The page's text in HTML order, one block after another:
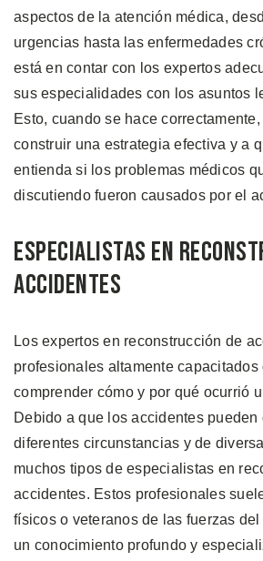
aspectos de la atención médica,
urgencias hasta las enfermedades
está en contar con los expertos
sus especialidades con los asuntos
Esto, cuando se hace
construir una estrategia efectiva y a
entienda si los problemas médicos
discutiendo fueron causados por el
Especialistas en
Accidentes
Los expertos en reconstrucción de
profesionales altamente capacitados
comprender cómo y por qué ocurrió
Debido a que los accidentes pueden
diferentes circunstancias y de
muchos tipos de especialistas en
accidentes. Estos profesionales
físicos o veteranos de las fuerzas
un conocimiento profundo y